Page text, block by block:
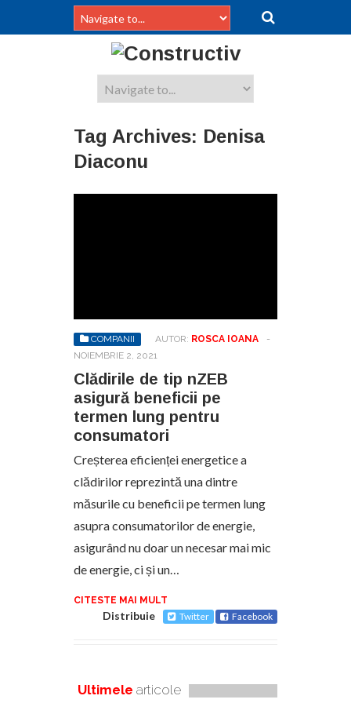
Tag Archives: Denisa
Diaconu
COMPANII AUTOR: ROSCA IOANA
-
NOIEMBRIE 2, 2021
Clădirile de tip nZEB
asigură beneficii pe
termen lung pentru
consumatori
Creșterea eficienței energetice a
clădirilor reprezintă una dintre
măsurile cu beneficii pe termen lung
asupra consumatorilor de energie,
asigurând nu doar un necesar mai mic
de energie, ci și un…
CITESTE MAI MULT
Distribuie Twitter Facebook
Ultimele articole